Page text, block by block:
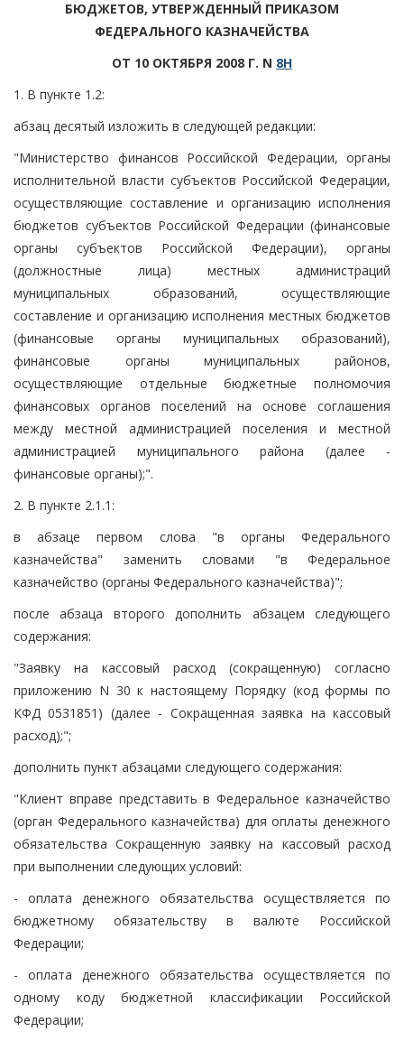
БЮДЖЕТОВ, УТВЕРЖДЕННЫЙ ПРИКАЗОМ
ФЕДЕРАЛЬНОГО КАЗНАЧЕЙСТВА
ОТ 10 ОКТЯБРЯ 2008 Г. N 8Н
1. В пункте 1.2:
абзац десятый изложить в следующей редакции:
"Министерство финансов Российской Федерации, органы
исполнительной власти субъектов Российской Федерации,
осуществляющие составление и организацию исполнения
бюджетов субъектов Российской Федерации (финансовые
органы субъектов Российской Федерации), органы
(должностные лица) местных администраций
муниципальных образований, осуществляющие
составление и организацию исполнения местных бюджетов
(финансовые органы муниципальных образований),
финансовые органы муниципальных районов,
осуществляющие отдельные бюджетные полномочия
финансовых органов поселений на основе соглашения
между местной администрацией поселения и местной
администрацией муниципального района (далее -
финансовые органы);".
2. В пункте 2.1.1:
в абзаце первом слова "в органы Федерального
казначейства" заменить словами "в Федеральное
казначейство (органы Федерального казначейства)";
после абзаца второго дополнить абзацем следующего
содержания:
"Заявку на кассовый расход (сокращенную) согласно
приложению N 30 к настоящему Порядку (код формы по
КФД 0531851) (далее - Сокращенная заявка на кассовый
расход);";
дополнить пункт абзацами следующего содержания:
"Клиент вправе представить в Федеральное казначейство
(орган Федерального казначейства) для оплаты денежного
обязательства Сокращенную заявку на кассовый расход
при выполнении следующих условий:
- оплата денежного обязательства осуществляется по
бюджетному обязательству в валюте Российской
Федерации;
- оплата денежного обязательства осуществляется по
одному коду бюджетной классификации Российской
Федерации;